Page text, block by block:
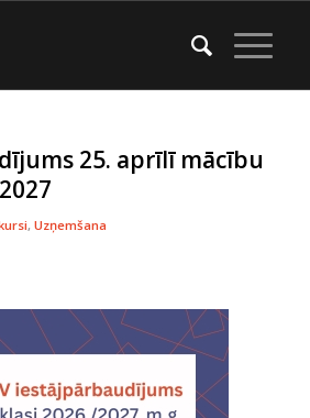
25. aprīlī mācību
, Uzņemšana